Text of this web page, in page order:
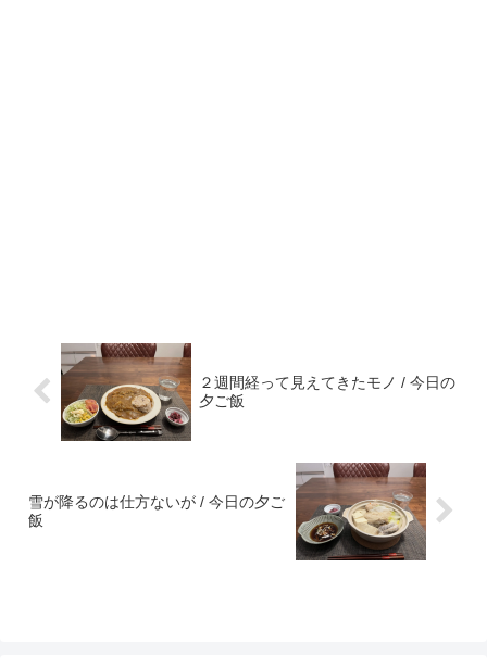
２週間経って見えてきたモノ / 今日の
夕ご飯
雪が降るのは仕方ないが / 今日の夕ご
飯